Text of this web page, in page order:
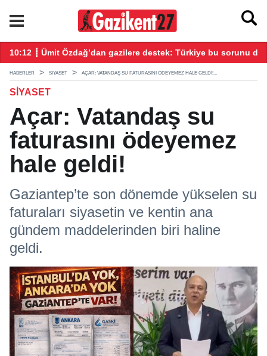
10:12 ┋ Ümit Özdağ’dan gazilere destek: Türkiye bu sorunu
HABERLER SIYASET AÇAR: VATANDAŞ SU FATURASINI ÖDEYEMEZ HALE GELDI!...
SIYASET
Açar: Vatandaş su
faturasını ödeyemez
hale geldi!
Gaziantep’te son dönemde yükselen su
faturaları siyasetin ve kentin ana
gündem maddelerinden biri haline
geldi.